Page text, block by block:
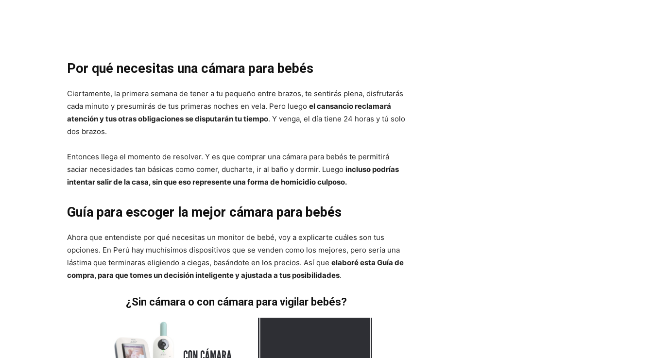
Por qué necesitas una cámara para bebés
Ciertamente, la primera semana de tener a tu pequeño entre brazos, te sentirás plena, disfrutarás
cada minuto y presumirás de tus primeras noches en vela. Pero luego el cansancio reclamará
atención y tus otras obligaciones se disputarán tu tiempo. Y venga, el día tiene 24 horas y tú solo
dos brazos.
Entonces llega el momento de resolver. Y es que comprar una cámara para bebés te permitirá
saciar necesidades tan básicas como comer, ducharte, ir al baño y dormir. Luego incluso podrías
intentar salir de la casa, sin que eso represente una forma de homicidio culposo.
Guía para escoger la mejor cámara para bebés
Ahora que entendiste por qué necesitas un monitor de bebé, voy a explicarte cuáles son tus
opciones. En Perú hay muchísimos dispositivos que se venden como los mejores, pero sería una
lástima que terminaras eligiendo a ciegas, basándote en los precios. Así que elaboré esta Guía de
compra, para que tomes un decisión inteligente y ajustada a tus posibilidades.
¿Sin cámara o con cámara para vigilar bebés?